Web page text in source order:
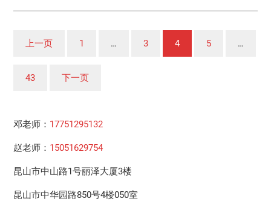
上一页 1 … 3 4 5 …
43 下一页
邓老师： 17751295132
赵老师： 15051629754
昆山市中山路1号丽泽大厦3楼
昆山市中华园路850号4楼050室